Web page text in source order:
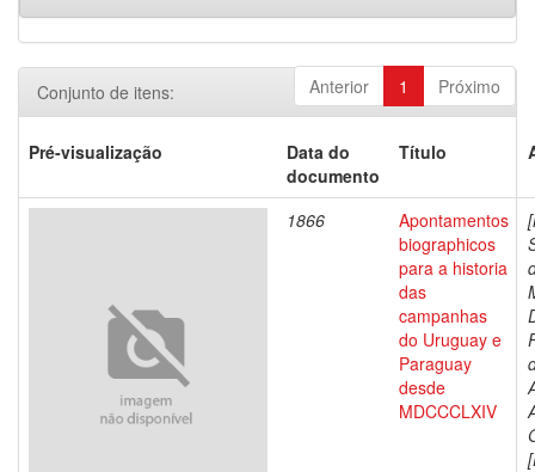
Anterior 1 Próximo
Conjunto de itens:
Pré-visualização
Data do
documento
Título
1866
Apontamentos
biographicos
para a historia
das
campanhas
do Uruguay e
Paraguay
desde
MDCCCLXIV